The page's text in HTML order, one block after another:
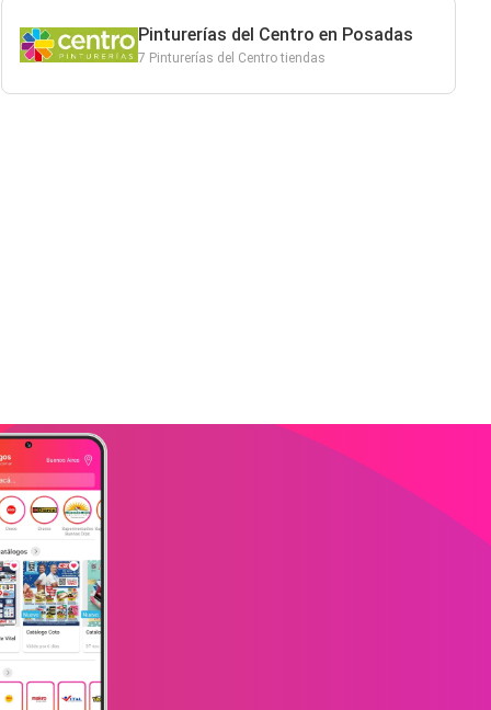
Pinturerías del Centro en Posadas
7 Pinturerías del Centro tiendas